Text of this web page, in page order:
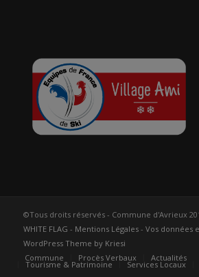
©Tous droits réservés - Commune d'Avrieux
WHITE FLAG - Mentions Légales- Vos données
WordPress Theme by Kriesi
Commune
Procès Verbaux Actualités
Tourisme & Patrimoine Services Locaux